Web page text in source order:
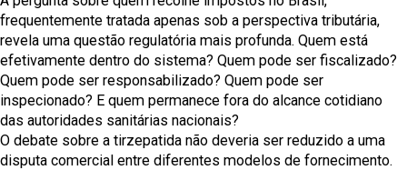
frequentemente tratada apenas sob a perspectiva tributária,
revela uma questão regulatória mais profunda. Quem está
efetivamente dentro do sistema? Quem pode ser fiscalizado?
Quem pode ser responsabilizado? Quem pode ser
inspecionado? E quem permanece fora do alcance cotidiano
das autoridades sanitárias nacionais?
O debate sobre a tirzepatida não deveria ser reduzido a uma
disputa comercial entre diferentes modelos de fornecimento.